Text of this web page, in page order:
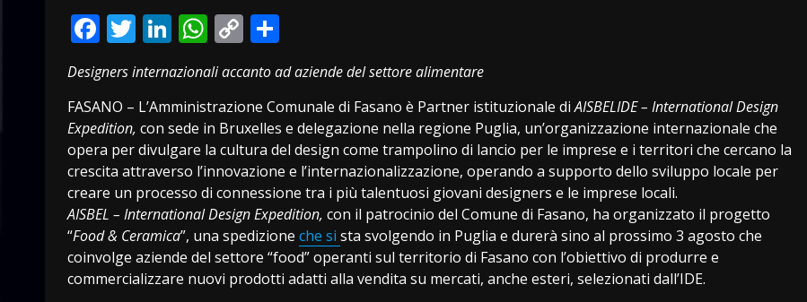
Facebook
Twitter
LinkedIn
WhatsApp
Copy
Link
Designers internazionali accanto ad aziende del settore alimentare
FASANO – L’Amministrazione Comunale di Fasano è Partner istituzionale diAISBELIDE – International Design
Expedition, con sede in Bruxelles e delegazione nella regione Puglia, un’organizzazione internazionale che
opera per divulgare la cultura del design come trampolino di lancio per le imprese e i territori che cercano la
crescita attraverso l’innovazione e l’internazionalizzazione, operando a supporto dello sviluppo locale per
creare un processo di connessione tra i più talentuosi giovani designers e le imprese locali.
AISBEL – International Design Expedition, con il patrocinio del Comune di Fasano, ha organizzato il progetto
“Food & Ceramica”, una spedizione che si sta svolgendo in Puglia e durerà sino al prossimo 3 agosto che
coinvolge aziende del settore “food” operanti sul territorio di Fasano con l’obiettivo di produrre e
commercializzare nuovi prodotti adatti alla vendita su mercati, anche esteri, selezionati dall’IDE.